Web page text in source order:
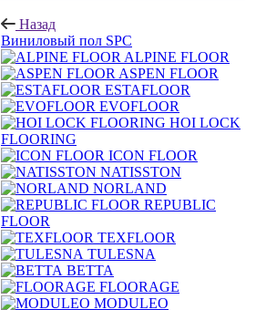
Назад
Виниловый пол SPC
ALPINE FLOOR
ASPEN FLOOR
ESTAFLOOR
EVOFLOOR
HOI LOCK
FLOORING
ICON FLOOR
NATISSTON
NORLAND
REPUBLIC
FLOOR
TEXFLOOR
TULESNA
BETTA
FLOORAGE
MODULEO